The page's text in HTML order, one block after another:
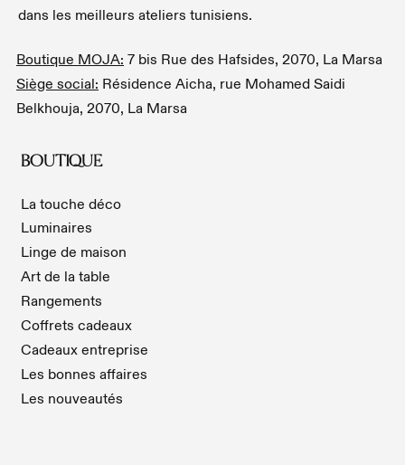
dans les meilleurs ateliers tunisiens.
Boutique MOJA: 7 bis Rue des Hafsides, 2070, La Marsa
Siège social: Résidence Aicha, rue Mohamed Saidi
Belkhouja, 2070, La Marsa
BOUTIQUE
La touche déco
Luminaires
Linge de maison
Art de la table
Rangements
Coffrets cadeaux
Cadeaux entreprise
Les bonnes affaires
Les nouveautés